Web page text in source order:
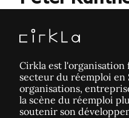
Cirkla est
secteur du réemploi en
organisations,
la scène du réemploi
soutenir son